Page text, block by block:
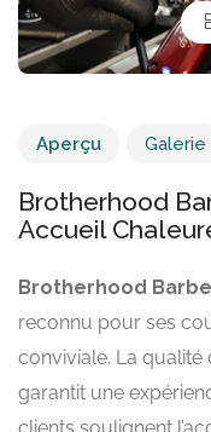
Aperçu Galerie
Brotherhood
Accueil
Brotherhood
reconnu pour ses
conviviale. La
garantit une